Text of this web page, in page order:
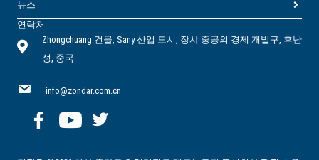
뉴스
연락처
Zhongchuang 건물, Sany 산업 도시, 장샤 중공의 경제 개발구, 후난
성, 중국
info@zondar.com.cn